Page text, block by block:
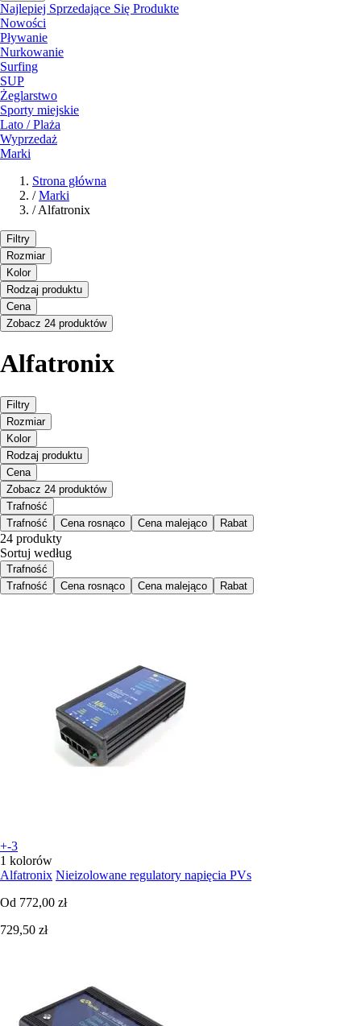
Najlepiej Sprzedające Się Produkte
Nowości
Pływanie
Nurkowanie
Surfing
SUP
Żeglarstwo
Sporty miejskie
Lato / Plaża
Wyprzedaż
Marki
Strona główna
/ Marki
/ Alfatronix
Filtry
Rozmiar
Kolor
Rodzaj produktu
Cena
Zobacz 24 produktów
Alfatronix
Filtry
Rozmiar
Kolor
Rodzaj produktu
Cena
Zobacz 24 produktów
Trafność
Trafność
Cena rosnąco Cena malejąco Rabat
24 produkty
Sortuj według
Trafność
Trafność
Cena rosnąco Cena malejąco Rabat
+-3
1 kolorów
Alfatronix Nieizolowane regulatory napięcia PVs
Od 772,00 zł
729,50 zł